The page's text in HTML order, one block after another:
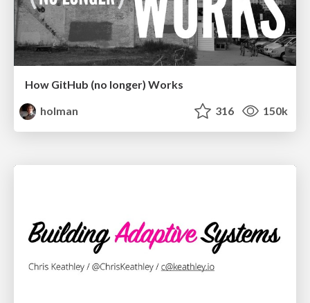
How GitHub (no longer) Works
holman
316 150k